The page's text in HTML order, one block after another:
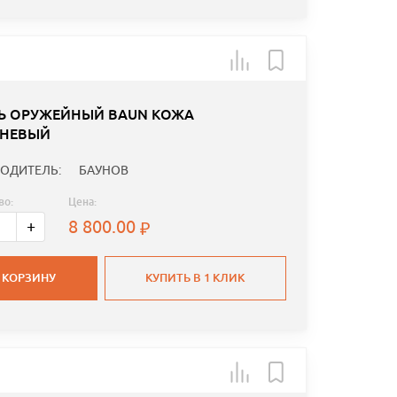
ОРУЖЕЙНЫЙ BAUN КОЖА
БАУНОВ
+
Цена:
8 800.00
КУПИТЬ В 1 КЛИК